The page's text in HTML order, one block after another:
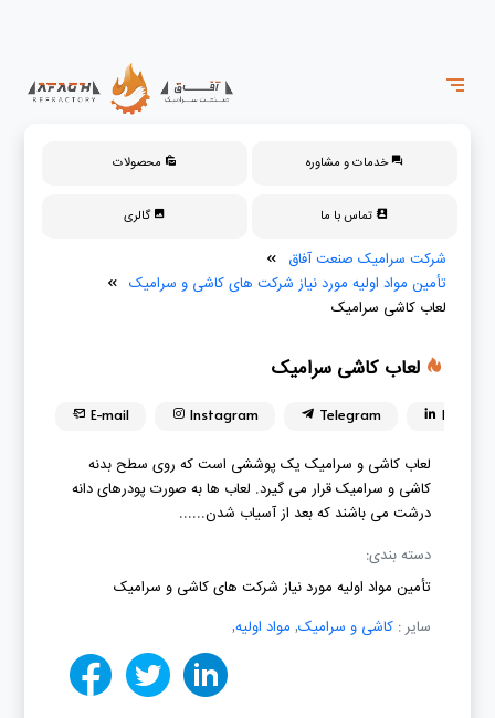
خدمات و مشاوره محصولات
تماس با ما گالری
شرکت سرامیک صنعت آفاق »
تأمین مواد اولیه مورد نیاز شرکت های کاشی و سرامیک »
لعاب کاشی سرامیک
لعاب کاشی سرامیک
E-mail Instagram Telegram
Linkedin
لعاب کاشی و سرامیک یک پوششی است که روی سطح بدنه
کاشی و سرامیک قرار می گیرد. لعاب ها به صورت پودرهای دانه
درشت می باشند که بعد از آسیاب شدن......
دسته بندی:
تأمین مواد اولیه مورد نیاز شرکت های کاشی و سرامیک
سایر :کاشی و سرامیک, مواد اولیه,